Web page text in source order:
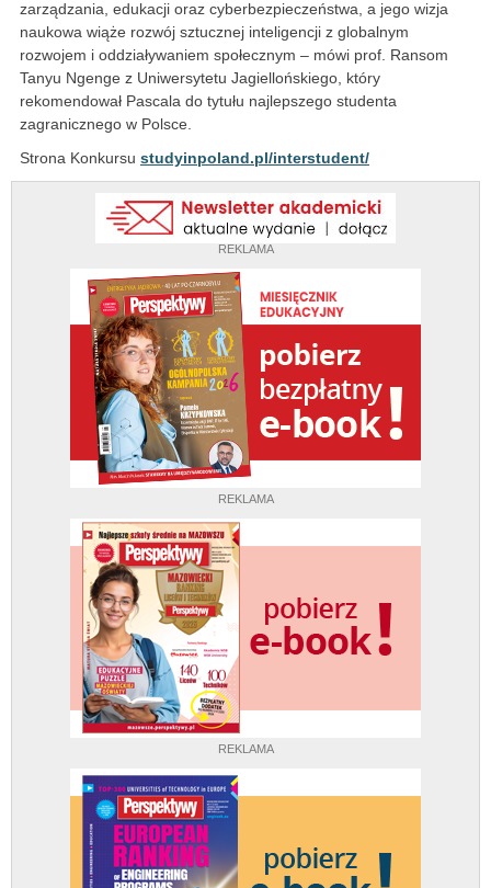
REKLAMA
REKLAMA
REKLAMA
zarządzania, edukacji oraz cyberbezpieczeństwa, a jego wizja
naukowa wiąże rozwój sztucznej inteligencji z globalnym
rozwojem i oddziaływaniem społecznym – mówi prof. Ransom
Tanyu Ngenge z Uniwersytetu Jagiellońskiego, który
rekomendował Pascala do tytułu najlepszego studenta
zagranicznego w Polsce.
Strona Konkursu studyinpoland.pl/interstudent/